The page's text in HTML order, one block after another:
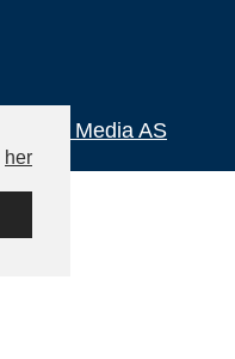
her
Smart Media AS